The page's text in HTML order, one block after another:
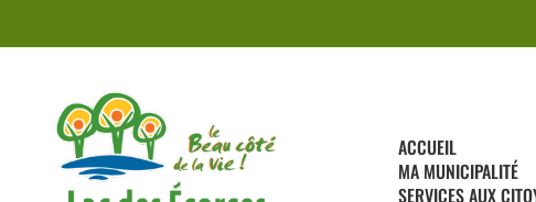
ACCUEIL
MA MUNICIPALITÉ
SERVICES AUX